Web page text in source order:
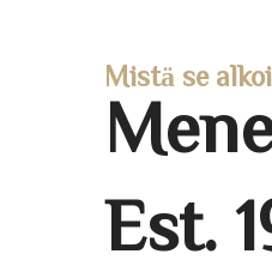
Mistä se alkoi
Est.